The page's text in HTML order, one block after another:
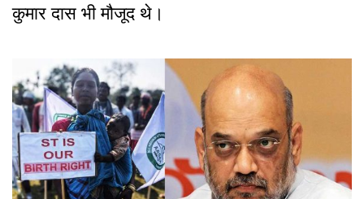
कुमार दास भी मौजूद थे।